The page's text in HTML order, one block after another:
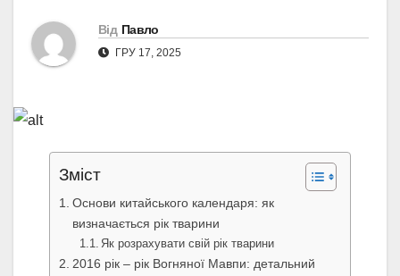
Від Павло
ГРУ 17, 2025
Зміст
Основи китайського календаря: як
визначається рік тварини
Як розрахувати свій рік тварини
2016 рік – рік Вогняної Мавпи: детальний